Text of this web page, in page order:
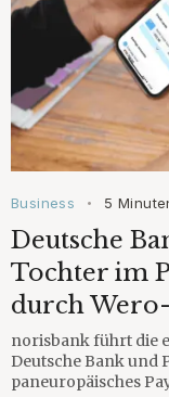
Business • 5
Deutsche
Tochter im
durch
norisbank führt die
Deutsche Bank und
paneuropäisches